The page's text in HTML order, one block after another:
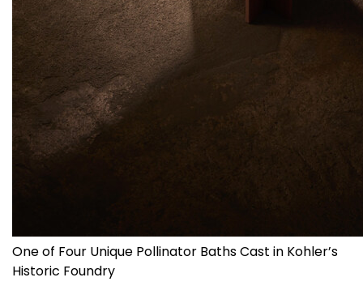
One of Four Unique Pollinator Baths Cast in Kohler’s
Historic Foundry